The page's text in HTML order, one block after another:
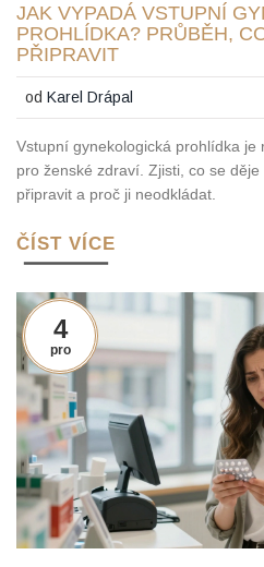
JAK VYPADÁ VSTUPNÍ
PROHLÍDKA? PRŮBĚH,
PŘIPRAVIT
odKarel Drápal
Vstupní gynekologická prohlídka je
pro ženské zdraví. Zjisti, co se
připravit a proč ji neodkládat.
ČÍST VÍCE
4
pro